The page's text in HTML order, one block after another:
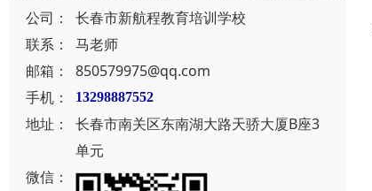
公司：
长春市新航程教育培训学校
联系：
马老师
邮箱：
850579975@qq.com
手机：
13298887552
地址：
长春市南关区东南湖大路天骄大厦B座3
单元
微信：